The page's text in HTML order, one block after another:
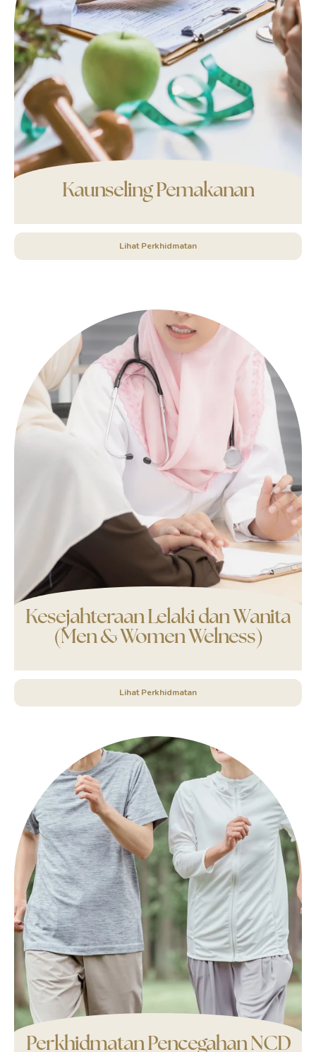
Kaunseling Pemakanan
Lihat Perkhidmatan
Kesejahteraan Lelaki dan Wanita
(Men & Women Welness)
Lihat Perkhidmatan
Perkhidmatan Pencegahan NCD